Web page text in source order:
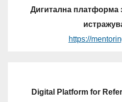
Дигитална платформа
https://
Digital Platform for